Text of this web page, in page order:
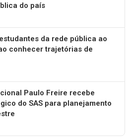
do país
da rede pública ao
conhecer trajetórias de
Paulo Freire recebe
do SAS para planejamento